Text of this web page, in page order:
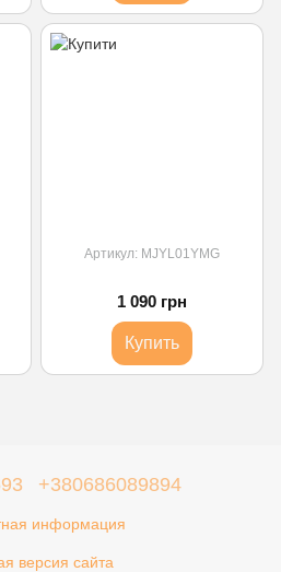
Артикул: MJYL01YMG
1 090 грн
Купить
+380686089894
информация
версия сайта